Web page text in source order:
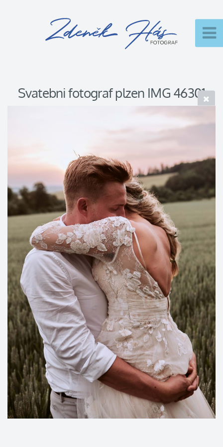
Svatebni fotograf plzen IMG 46301